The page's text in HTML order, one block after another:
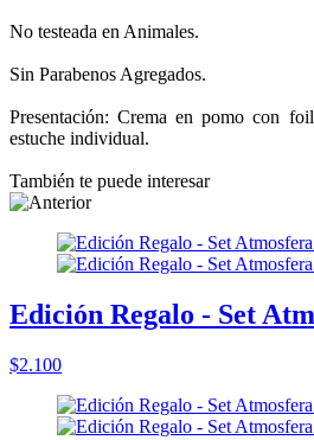
No testeada en Animales.
Sin Parabenos Agregados.
Presentación: Crema en pomo con
estuche individual.
También te puede interesar
Edición Regalo - Set
$2.100